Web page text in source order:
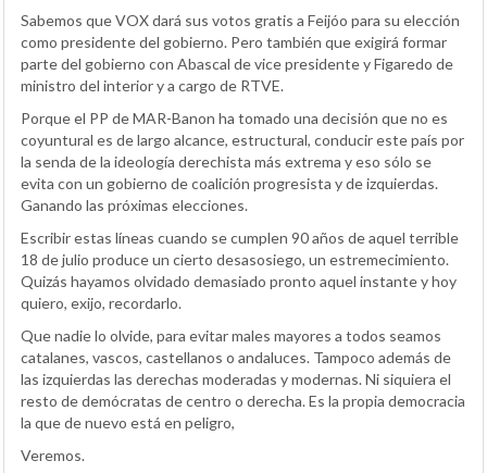
Sabemos que VOX dará sus votos gratis a Feijóo para su elección
como presidente del gobierno. Pero también que exigirá formar
parte del gobierno con Abascal de vice presidente y Figaredo de
ministro del interior y a cargo de RTVE.
Porque el PP de MAR-Banon ha tomado una decisión que no es
coyuntural es de largo alcance, estructural, conducir este país por
la senda de la ideología derechista más extrema y eso sólo se
evita con un gobierno de coalición progresista y de izquierdas.
Ganando las próximas elecciones.
Escribir estas líneas cuando se cumplen 90 años de aquel terrible
18 de julio produce un cierto desasosiego, un estremecimiento.
Quizás hayamos olvidado demasiado pronto aquel instante y hoy
quiero, exijo, recordarlo.
Que nadie lo olvide, para evitar males mayores a todos seamos
catalanes, vascos, castellanos o andaluces. Tampoco además de
las izquierdas las derechas moderadas y modernas. Ni siquiera el
resto de demócratas de centro o derecha. Es la propia democracia
la que de nuevo está en peligro,
Veremos.